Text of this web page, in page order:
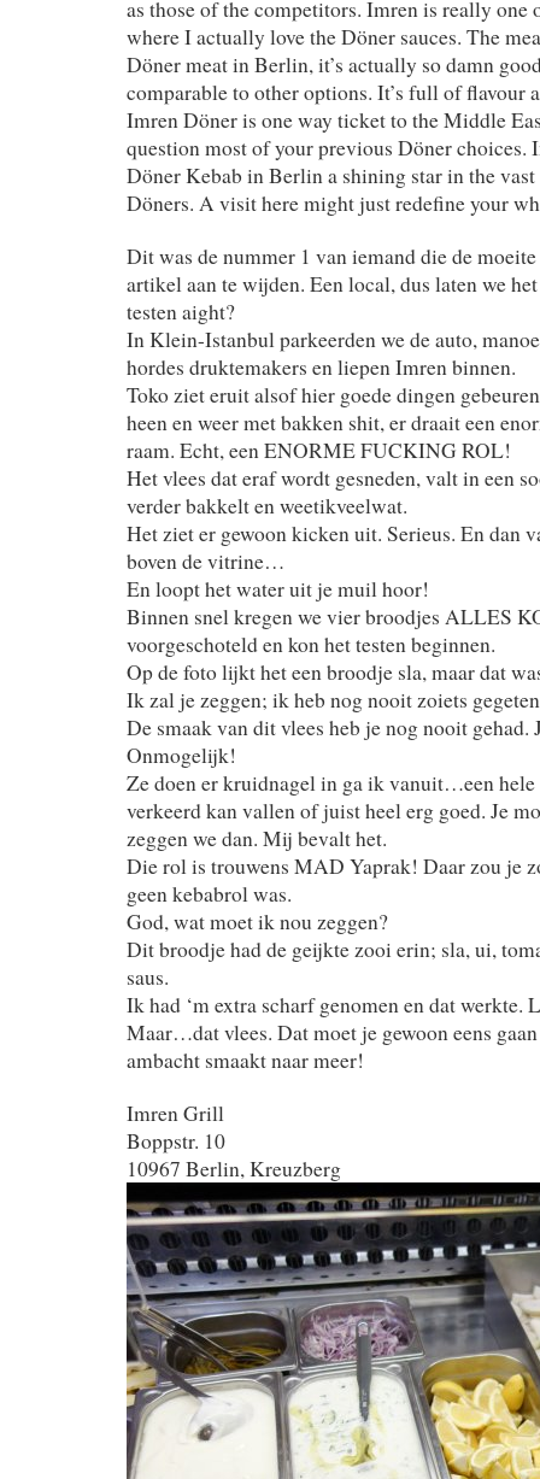
as those of the competitors. Imren is really one
where I actually love the Döner sauces. The
Döner meat in Berlin, it’s actually so damn
comparable to other options. It’s full of flavour
Imren Döner is one way ticket to the Middle
question most of your previous Döner choices.
Döner Kebab in Berlin a shining star in the
Döners. A visit here might just redefine your
Dit was de nummer 1 van iemand die de
artikel aan te wijden. Een local, dus laten we
testen aight?
In Klein-Istanbul parkeerden we de auto,
hordes druktemakers en liepen Imren binnen.
Toko ziet eruit alsof hier goede dingen
heen en weer met bakken shit, er draait een
raam. Echt, een ENORME FUCKING ROL!
Het vlees dat eraf wordt gesneden, valt in een
verder bakkelt en weetikveelwat.
Het ziet er gewoon kicken uit. Serieus. En dan
boven de vitrine…
En loopt het water uit je muil hoor!
Binnen snel kregen we vier broodjes ALLES
voorgeschoteld en kon het testen beginnen.
Op de foto lijkt het een broodje sla, maar dat
Ik zal je zeggen; ik heb nog nooit zoiets
De smaak van dit vlees heb je nog nooit
Onmogelijk!
Ze doen er kruidnagel in ga ik vanuit…een hele
verkeerd kan vallen of juist heel erg goed. Je
zeggen we dan. Mij bevalt het.
Die rol is trouwens MAD Yaprak! Daar zou je
geen kebabrol was.
God, wat moet ik nou zeggen?
Dit broodje had de geijkte zooi erin; sla, ui,
saus.
Ik had ‘m extra scharf genomen en dat werkte.
Maar…dat vlees. Dat moet je gewoon eens
ambacht smaakt naar meer!
Imren Grill
Boppstr. 10
10967 Berlin, Kreuzberg